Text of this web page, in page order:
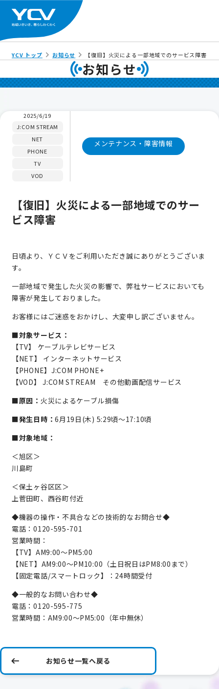
YCV トップ お知らせ 【復旧】火災による一部地域でのサービス障害
お知らせ
2025/6/19
J:COM STREAM
NET
PHONE
TV
VOD
メンテナンス・障害情報
【復旧】火災による一部地域でのサー
ビス障害
日頃より、ＹＣＶをご利用いただき誠にありがとうございま
す。
一部地域で発生した火災の影響で、弊社サービスにおいても
障害が発生しておりました。
お客様にはご迷惑をおかけし、大変申し訳ございません。
■対象サービス：
【TV】 ケーブルテレビサービス
【NET】 インターネットサービス
【PHONE】J:COM PHONE+
【VOD】 J:COM STREAM その他動画配信サービス
■原因： 火災によるケーブル損傷
■発生日時：6月19日(木) 5:29頃～17:10頃
■対象地域：
＜旭区＞
川島町
＜保土ヶ谷区区＞
上菅田町、西谷町付近
◆機器の操作・不具合などの技術的なお問合せ◆
電話：0120-595-701
営業時間：
【TV】AM9:00～PM5:00
【NET】AM9:00～PM10:00（土日祝日はPM8:00まで）
【固定電話/スマートロック】：24時間受付
◆一般的なお問い合わせ◆
電話：0120-595-775
営業時間：AM9:00～PM5:00（年中無休）
お知らせ一覧へ戻る